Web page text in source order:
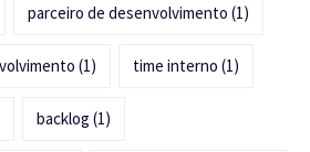
parceiro de desenvolvimento (1)
(1) time interno (1)
backlog (1)